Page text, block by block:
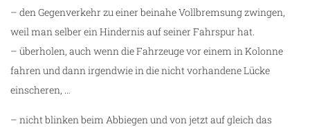
– den Gegenverkehr zu einer beinahe Vollbremsung zwingen,
weil man selber ein Hindernis auf seiner Fahrspur hat.
– überholen, auch wenn die Fahrzeuge vor einem in Kolonne
fahren und dann irgendwie in die nicht vorhandene Lücke
einscheren, …
– nicht blinken beim Abbiegen und von jetzt auf gleich das